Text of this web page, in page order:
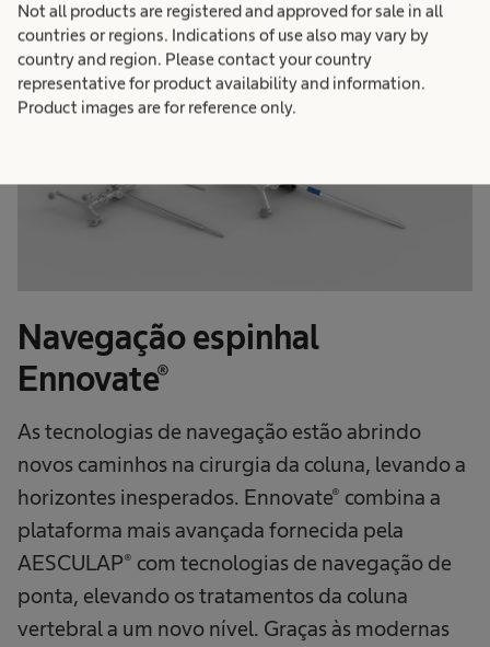
Not all products are registered and approved for sale in all
countries or regions. Indications of use also may vary by
country and region. Please contact your country
representative for product availability and information.
Product images are for reference only.
Navegação espinhal
Ennovate®
As tecnologias de navegação estão abrindo
novos caminhos na cirurgia da coluna, levando a
horizontes inesperados. Ennovate® combina a
plataforma mais avançada fornecida pela
AESCULAP® com tecnologias de navegação de
ponta, elevando os tratamentos da coluna
vertebral a um novo nível. Graças às modernas